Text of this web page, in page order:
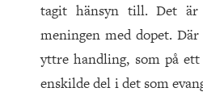
tagit hänsyn till. Det
meningen med dopet.
yttre handling, som på
enskilde del i det som